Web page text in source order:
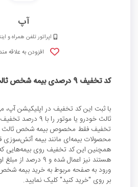
آپ
اپراتور تلفن همراه و
افزودن به علاقه
کد تخفیف 9 درصدی بیمه شخص ثالث آپ
با ثبت این کد تخفیف در اپلیکیشن
ثالث خودرو یا موتور را
تخفیف فقط مخصوص بیمه شخص ثالث
محصولات بیمه‌ای مانند بیمه آتش‌سوزی
همچنین این کد تخفیف روی بیمه‌هایی
هستند نیز اعمال شده و
ورود به صفحه مربوط به خرید بیمه
بر روی "خرید کنید" کلیک نمایید.